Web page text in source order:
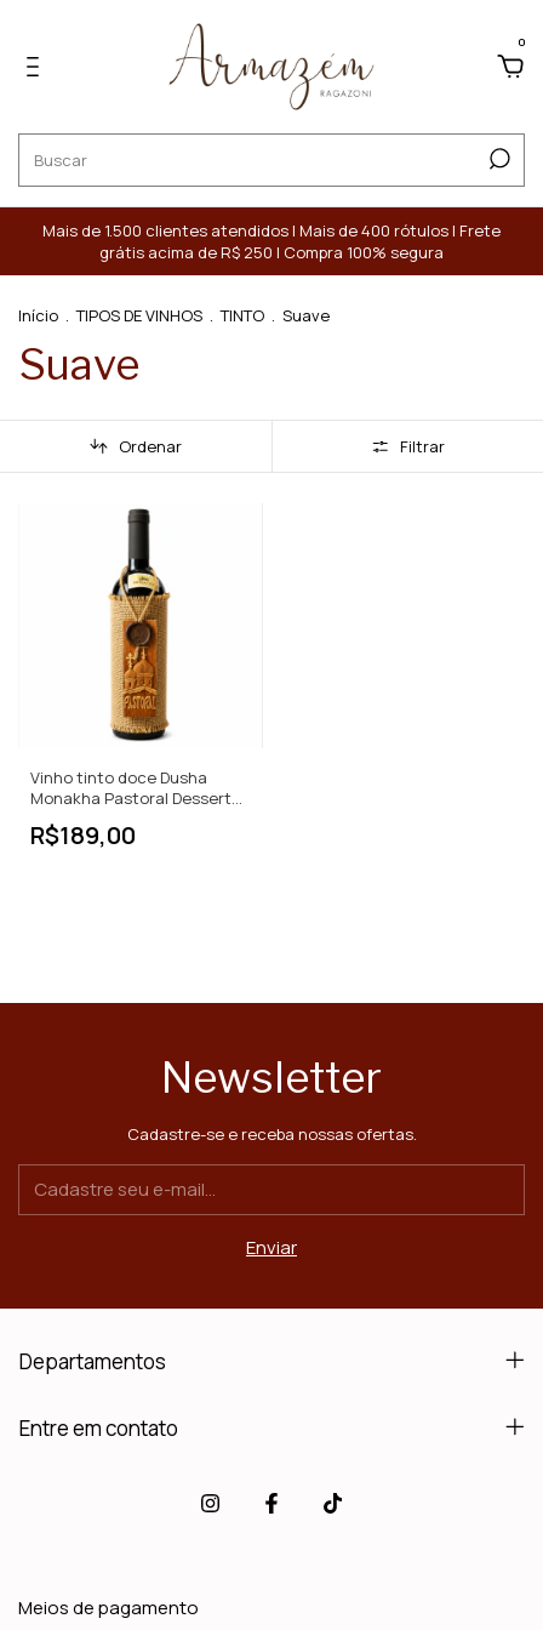
0
Mais de 1.500 clientes atendidos | Mais de 400 rótulos | Frete
grátis acima de R$ 250 | Compra 100% segura
Início . TIPOS DE VINHOS . TINTO . Suave
Suave
Ordenar Filtrar
Vinho tinto doce Dusha
Monakha Pastoral Dessert
R$189,00
Newsletter
Cadastre-se e receba nossas ofertas.
Departamentos
Entre em contato
Meios de pagamento